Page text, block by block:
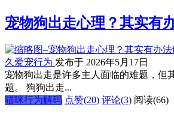
宠物狗出走心理？其实有
久爱宠行为 发布于 2026年5月17日
宠物狗出走是许多主人面临的难题，但
题。 狗狗出走...
猫咪行为解码 点赞(20) 评论(3) 阅读(66)